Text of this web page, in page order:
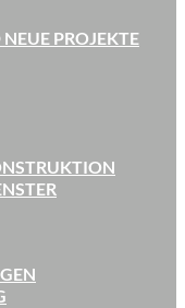
PROJEKTE